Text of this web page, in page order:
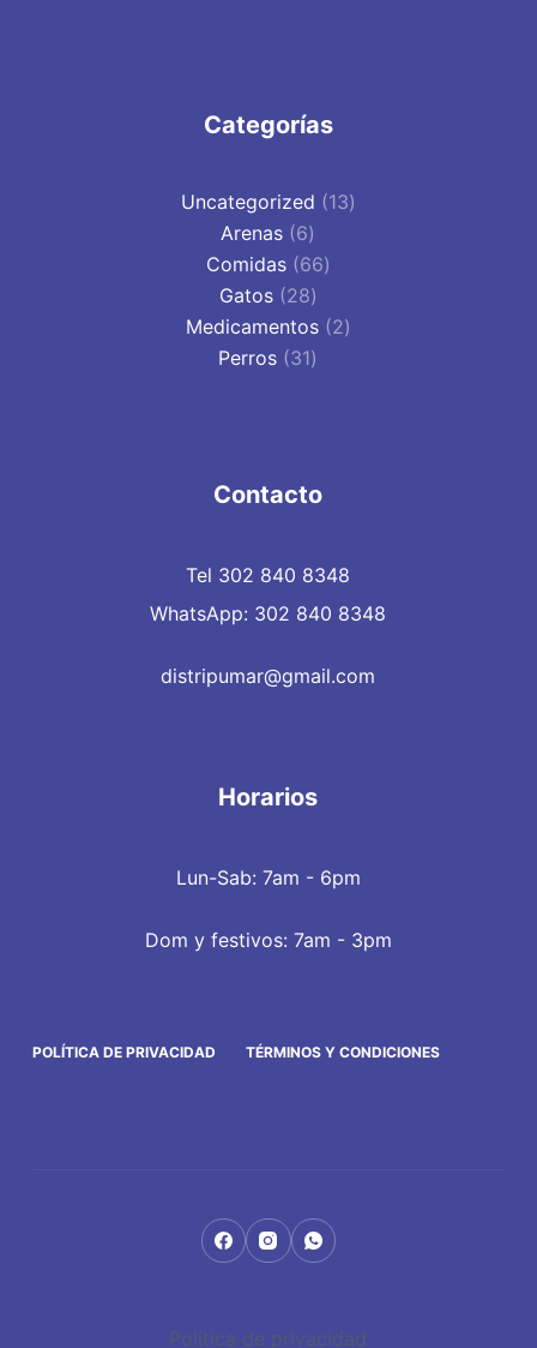
Categorías
Uncategorized 1313
Arenas 66
productos
Comidas 6666
Gatos 2828
productos
Medicamentos 22
Perros 3131
Contacto
Tel 302 840 8348
WhatsApp: 302 840 8348
distripumar@gmail.com
Horarios
Lun-Sab: 7am - 6pm
Dom y festivos: 7am - 3pm
POLÍTICA DE PRIVACIDAD TÉRMINOS Y CONDICIONES
Política de privacidad